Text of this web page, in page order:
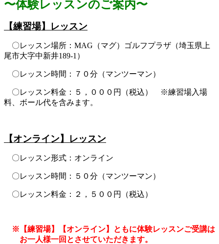
〜体験レッスンのご案内〜
【練習場】レッスン
〇レッスン場所：MAG（マグ）ゴルフプラザ（埼玉県上
尾市大字中新井189-1）
〇レッスン時間：７０分（マンツーマン）
〇レッスン料金：５，０００円（税込） ※練習場入場
料、ボール代を含みます。
【オンライン】レッスン
〇レッスン形式：オンライン
〇レッスン時間：５０分（マンツーマン）
〇レッスン料金：２，５００円（税込）
※【練習場】【オンライン】ともに体験レッスンご受講は
お一人様一回とさせていただきます。